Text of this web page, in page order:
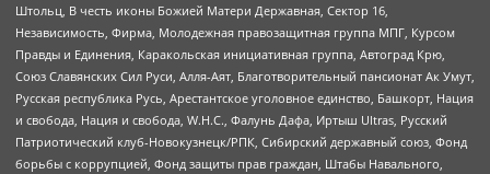
Штольц, В честь иконы Божией Матери Державная, Сектор 16,
Независимость, Фирма, Молодежная правозащитная группа МПГ, Курсом
Правды и Единения, Каракольская инициативная группа, Автоград Крю,
Союз Славянских Сил Руси, Алля-Аят, Благотворительный пансионат Ак Умут,
Русская республика Русь, Арестантское уголовное единство, Башкорт, Нация
и свобода, Нация и свобода, W.H.С., Фалунь Дафа, Иртыш Ultras, Русский
Патриотический клуб-Новокузнецк/РПК, Сибирский державный союз, Фонд
борьбы с коррупцией, Фонд защиты прав граждан, Штабы Навального,